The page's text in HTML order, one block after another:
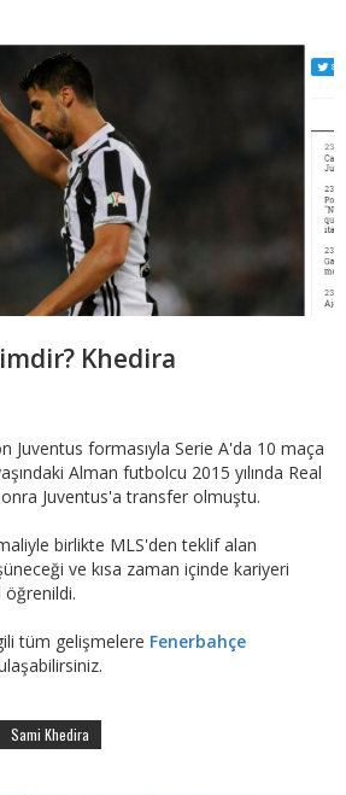
Khedira
Juventus formasıyla Serie A'da 10 maça
Alman futbolcu 2015 yılında Real
Juventus'a transfer olmuştu.
birlikte MLS'den teklif alan
ve kısa zaman içinde kariyeri
öğrenildi.
tüm gelişmelere Fenerbahçe
Sami Khedira